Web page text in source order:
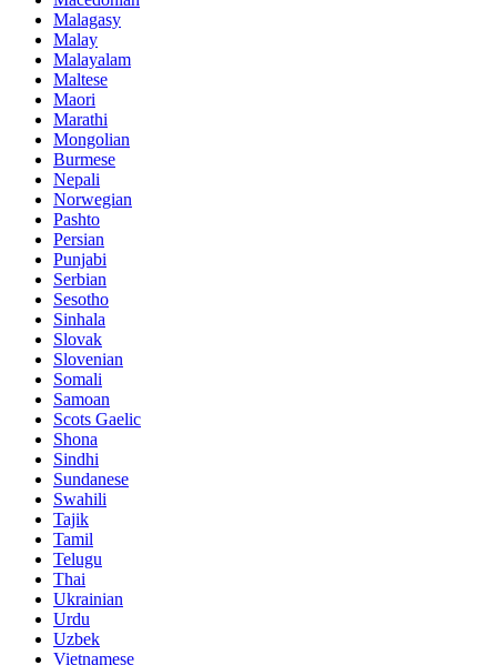
Malagasy
Malay
Malayalam
Maltese
Maori
Marathi
Mongolian
Burmese
Nepali
Norwegian
Pashto
Persian
Punjabi
Serbian
Sesotho
Sinhala
Slovak
Slovenian
Somali
Samoan
Scots Gaelic
Shona
Sindhi
Sundanese
Swahili
Tajik
Tamil
Telugu
Thai
Ukrainian
Urdu
Uzbek
Vietnamese